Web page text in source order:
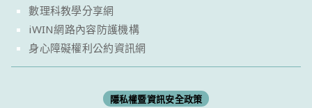
數理科教學分享網
iWIN網路內容防護機構
身心障礙權利公約資訊網
隱私權暨資訊安全政策